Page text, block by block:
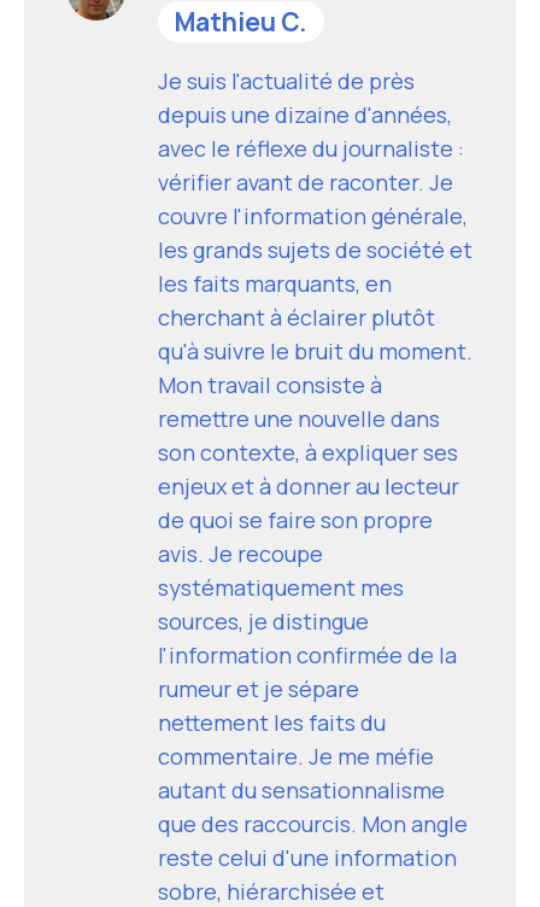
Mathieu C.
Je suis l'actualité de près
depuis une dizaine d'années,
avec le réflexe du journaliste :
vérifier avant de raconter. Je
couvre l'information générale,
les grands sujets de société et
les faits marquants, en
cherchant à éclairer plutôt
qu'à suivre le bruit du moment.
Mon travail consiste à
remettre une nouvelle dans
son contexte, à expliquer ses
enjeux et à donner au lecteur
de quoi se faire son propre
avis. Je recoupe
systématiquement mes
sources, je distingue
l'information confirmée de la
rumeur et je sépare
nettement les faits du
commentaire. Je me méfie
autant du sensationnalisme
que des raccourcis. Mon angle
reste celui d'une information
sobre, hiérarchisée et